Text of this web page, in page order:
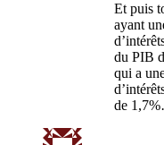
Et puis
ayant
du PIB
qui a
de